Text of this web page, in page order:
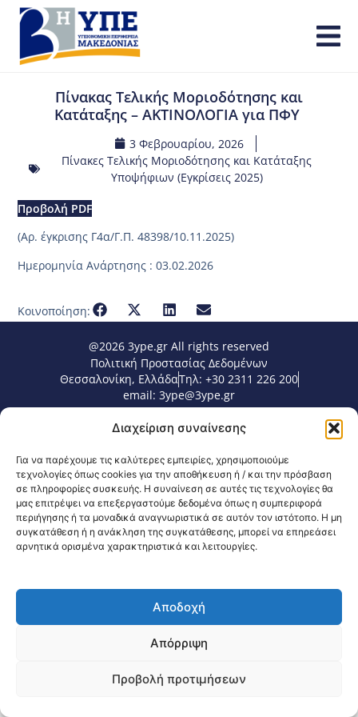
Διαχείριση συναίνεσης
Για να παρέχουμε τις καλύτερες εμπειρίες, χρησιμοποιούμε
τεχνολογίες όπως cookies για την αποθήκευση ή / και την πρόσβαση
σε πληροφορίες συσκευής. Η συναίνεση σε αυτές τις τεχνολογίες θα
μας επιτρέψει να επεξεργαστούμε δεδομένα όπως η συμπεριφορά
περιήγησης ή τα μοναδικά αναγνωριστικά σε αυτόν τον ιστότοπο. Η μη
συγκατάθεση ή η ανάκληση της συγκατάθεσης, μπορεί να επηρεάσει
αρνητικά ορισμένα χαρακτηριστικά και λειτουργίες.
Αποδοχή
Απόρριψη
Προβολή προτιμήσεων
Πίνακας Τελικής Μοριοδότησης και
Κατάταξης – ΑΚΤΙΝΟΛΟΓΙΑ για ΠΦΥ
3 Φεβρουαρίου, 2026
Πίνακες Τελικής Μοριοδότησης και Κατάταξης
Υποψήφιων (Εγκρίσεις 2025)
Προβολή PDF
(Αρ. έγκρισης Γ4α/Γ.Π. 48398/10.11.2025)
Ημερομηνία Ανάρτησης : 03.02.2026
Κοινοποίηση:
@2026 3ype.gr All rights reserved
Πολιτική Προστασίας Δεδομένων
Θεσσαλονίκη, ΕλλάδαΤηλ: +30 2311 226 200
email: 3ype@3ype.gr
Page Visits:
Website Visits: